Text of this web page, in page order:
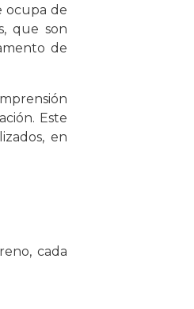
ocupa de
que son
de
Este
en
cada